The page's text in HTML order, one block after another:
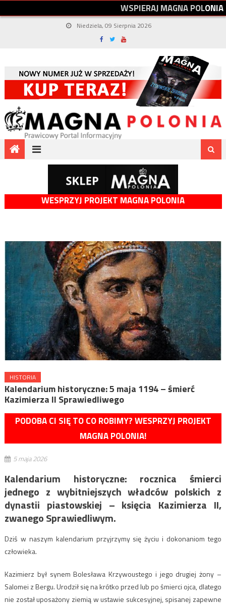
WSPIERAJMAGNAPOLONIA
Niedziela, 09 Sierpnia 2026
WESPRZYJ PROJEKT MAGNA POLONIA
HISTORIA
Kalendarium historyczne: 5 maja 1194 – śmierć
Kazimierza II Sprawiedliwego
PODOBA CI SIĘ TO CO ROBIMY? WESPRZYJ PROJEKT
MAGNA POLONIA!
5 maja 2026
Kalendarium historyczne: rocznica śmierci
jednego z wybitniejszych władców polskich z
dynastii piastowskiej – księcia Kazimierza II,
zwanego Sprawiedliwym.
Dziś w naszym kalendarium przyjrzymy się życiu i dokonaniom tego
człowieka.
Kazimierz był synem Bolesława Krzywoustego i jego drugiej żony –
Salomei z Bergu. Urodził się na krótko przed lub po śmierci ojca, dlatego
nie został uposażony ziemią w ustawie sukcesyjnej, spisanej zapewne